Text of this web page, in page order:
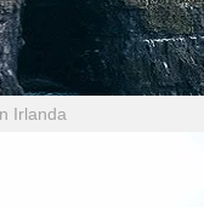
Irlanda